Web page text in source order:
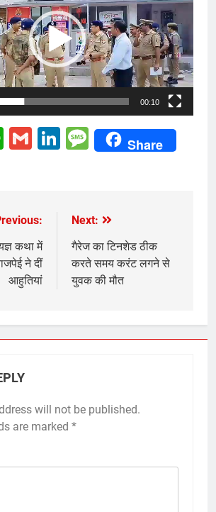
00:10
WhatsApp
GmailLinkedIn
Message
Share
कथा में
ने दीं
आहुतियां
Next:
गैरेज का टिनशेड ठीक
करते समय करंट लगने से
युवक की मौत
will not be published.
are marked *